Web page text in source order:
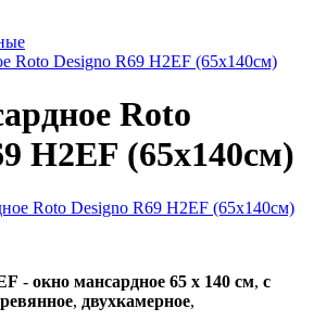
Roto Designo R69 H2EF (65x140см)
Roto
H2EF (65x140см)
- окно мансардное 65 x 140 см, с
, двухкамерное,